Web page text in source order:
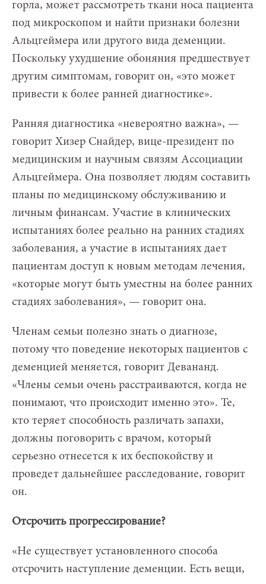
горла, может рассмотреть ткани носа пациента
под микроскопом и найти признаки болезни
Альцгеймера или другого вида деменции.
Поскольку ухудшение обоняния предшествует
другим симптомам, говорит он, «это может
привести к более ранней диагностике».
Ранняя диагностика «невероятно важна», —
говорит Хизер Снайдер, вице-президент по
медицинским и научным связям Ассоциации
Альцгеймера. Она позволяет людям составить
планы по медицинскому обслуживанию и
личным финансам. Участие в клинических
испытаниях более реально на ранних стадиях
заболевания, а участие в испытаниях дает
пациентам доступ к новым методам лечения,
«которые могут быть уместны на более ранних
стадиях заболевания», — говорит она.
Членам семьи полезно знать о диагнозе,
потому что поведение некоторых пациентов с
деменцией меняется, говорит Девананд.
«Члены семьи очень расстраиваются, когда не
понимают, что происходит именно это». Те,
кто теряет способность различать запахи,
должны поговорить с врачом, который
серьезно отнесется к их беспокойству и
проведет дальнейшее расследование, говорит
он.
Отсрочить прогрессирование?
«Не существует установленного способа
отсрочить наступление деменции. Есть вещи,